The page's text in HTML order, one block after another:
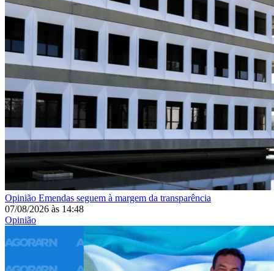
Opinião Emendas seguem à margem da transparência
07/08/2026 às 14:48
Opinião